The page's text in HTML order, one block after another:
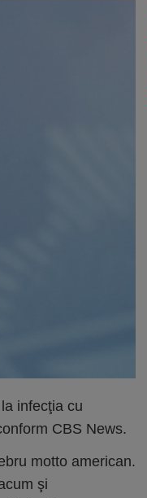
infecţia cu
CBS News.
motto american.
şi